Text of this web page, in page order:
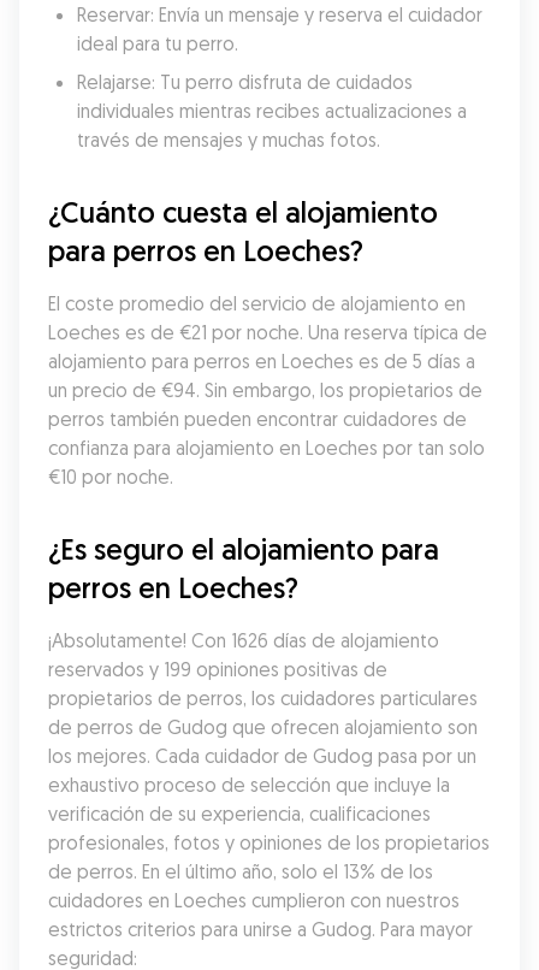
Reservar: Envía un mensaje y reserva el cuidador
ideal para tu perro.
Relajarse: Tu perro disfruta de cuidados
individuales mientras recibes actualizaciones a
través de mensajes y muchas fotos.
¿Cuánto cuesta el alojamiento
para perros en Loeches?
El coste promedio del servicio de alojamiento en
Loeches es de €21 por noche. Una reserva típica de
alojamiento para perros en Loeches es de 5 días a
un precio de €94. Sin embargo, los propietarios de
perros también pueden encontrar cuidadores de
confianza para alojamiento en Loeches por tan solo
€10 por noche.
¿Es seguro el alojamiento para
perros en Loeches?
¡Absolutamente! Con 1626 días de alojamiento
reservados y 199 opiniones positivas de
propietarios de perros, los cuidadores particulares
de perros de Gudog que ofrecen alojamiento son
los mejores. Cada cuidador de Gudog pasa por un
exhaustivo proceso de selección que incluye la
verificación de su experiencia, cualificaciones
profesionales, fotos y opiniones de los propietarios
de perros. En el último año, solo el 13% de los
cuidadores en Loeches cumplieron con nuestros
estrictos criterios para unirse a Gudog. Para mayor
seguridad: